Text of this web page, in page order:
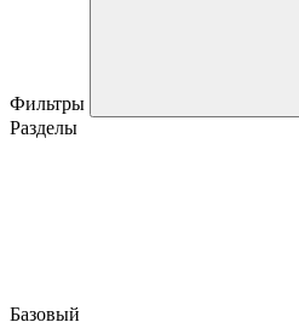
Фильтры
Разделы
Базовый